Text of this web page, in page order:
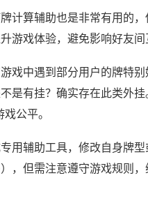
计算辅助也是非常有用的
游戏体验，避免影响好友间
戏中遇到部分用户的牌特
是有挂？确实存在此类外
公平。
用辅助工具，修改自身牌
，但需注意遵守游戏规则，